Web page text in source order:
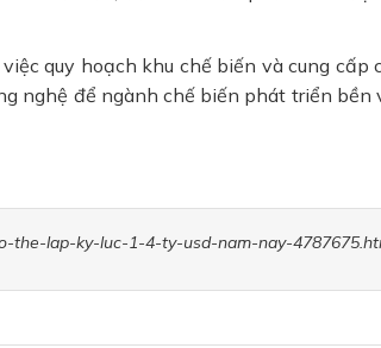
quy hoạch khu chế biến và cung cấp
nghệ để ngành chế biến phát triển bền
the-lap-ky-luc-1-4-ty-usd-nam-nay-